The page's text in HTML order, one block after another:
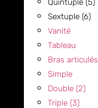
Sextuple (6)
Vanité
Tableau
Bras articulés
Simple
Double (2)
Triple (3)